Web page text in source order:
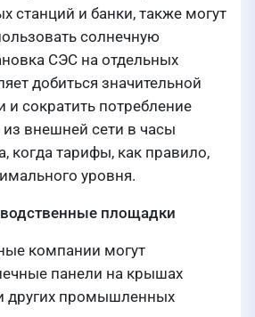
станций и банки, также могут
солнечную
СЭС на отдельных
добиться значительной
сократить потребление
из внешней сети в часы
когда тарифы, как правило,
уровня.
площадки
компании могут
панели на крышах
других промышленных